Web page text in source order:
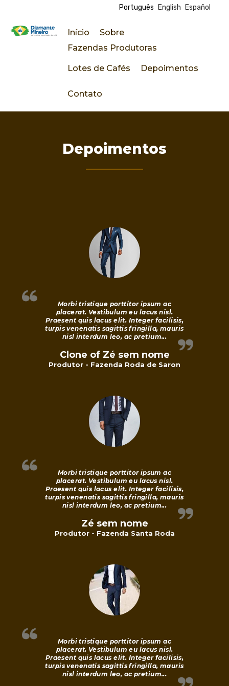
o
conteúdo
principal
Português English Español
C
Início
Sobre
Fazendas Produtoras
Lotes de Cafés Depoimentos
Contato
Depoimentos
Morbi tristique porttitor ipsum ac
placerat. Vestibulum eu lacus nisl.
Praesent quis lacus elit. Integer facilisis,
turpis venenatis sagittis fringilla, mauris
nisl interdum leo, ac pretium...
Clone of Zé sem nome
Produtor - Fazenda Roda de Saron
Morbi tristique porttitor ipsum ac
placerat. Vestibulum eu lacus nisl.
Praesent quis lacus elit. Integer facilisis,
turpis venenatis sagittis fringilla, mauris
nisl interdum leo, ac pretium...
Zé sem nome
Produtor - Fazenda Santa Roda
Morbi tristique porttitor ipsum ac
placerat. Vestibulum eu lacus nisl.
Praesent quis lacus elit. Integer facilisis,
turpis venenatis sagittis fringilla, mauris
nisl interdum leo, ac pretium...